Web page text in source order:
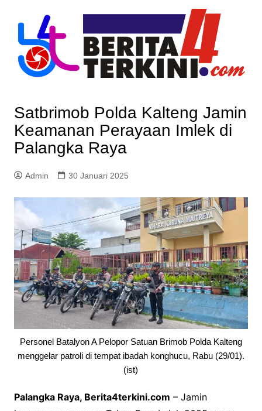
content
Satbrimob Polda Kalteng Jamin
Keamanan Perayaan Imlek di
Palangka Raya
Admin 30 Januari 2025
Personel Batalyon A Pelopor Satuan Brimob Polda Kalteng
menggelar patroli di tempat ibadah konghucu, Rabu (29/01).
(ist)
Palangka Raya, Berita4terkini.com – Jamin